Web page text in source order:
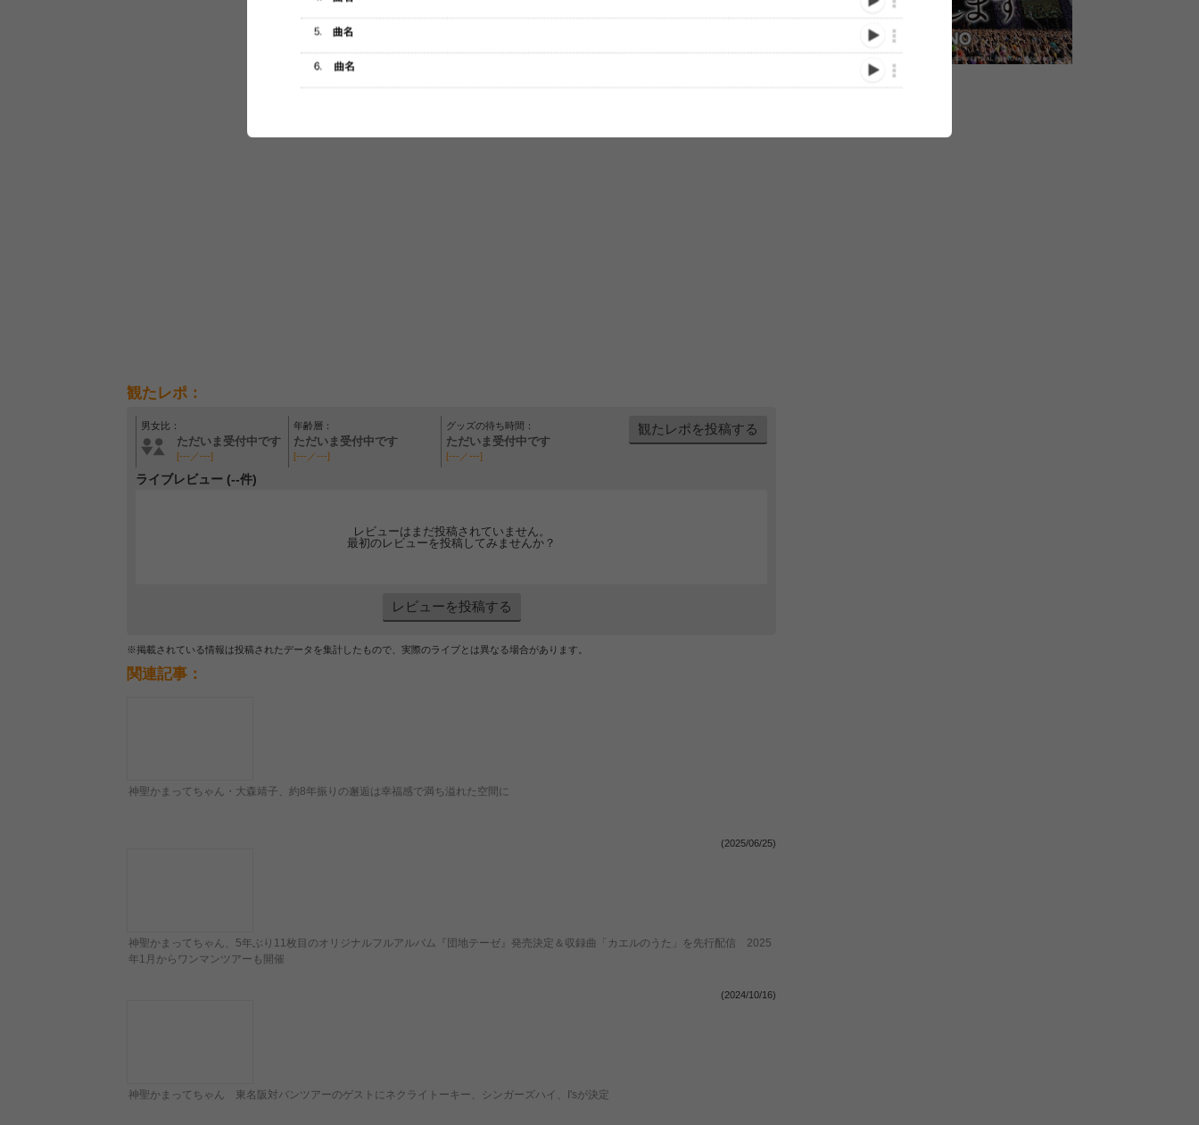
観たレポ：
男女比：
ただいま受付中です
[---／---]
年齢層：
ただいま受付中です
[---／---]
グッズの待ち時間：
ただいま受付中です
[---／---]
観たレポを投稿する
ライブレビュー (--件)
レビューはまだ投稿されていません。
最初のレビューを投稿してみませんか？
レビューを投稿する
※掲載されている情報は投稿されたデータを集計したもので、実際のライブとは異なる場合があります。
関連記事：
神聖かまってちゃん・大森靖子、約8年振りの邂逅は幸福感で満ち溢れた空間に
(2025/06/25)
神聖かまってちゃん、5年ぶり11枚目のオリジナルフルアルバム『団地テーゼ』発売決定＆収録曲「カエルのうた」を先行配信 2025
年1月からワンマンツアーも開催
(2024/10/16)
神聖かまってちゃん 東名阪対バンツアーのゲストにネクライトーキー、シンガーズハイ、I'sが決定